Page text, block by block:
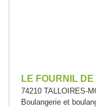
LE FOURNIL
74210 TALLOIRES-
Boulangerie et